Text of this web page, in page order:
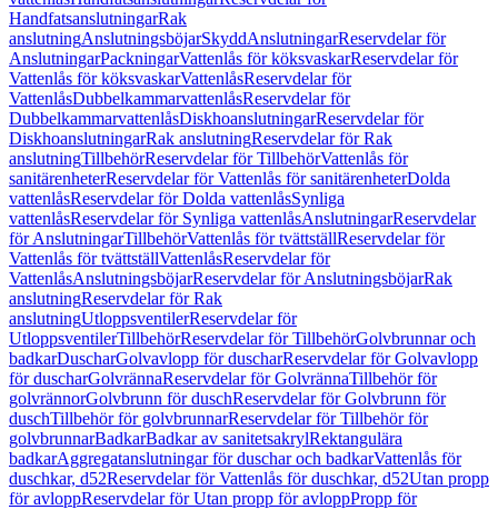
HandfatsanslutningarRak
anslutningAnslutningsböjarSkyddAnslutningarReservdelar för
AnslutningarPackningarVattenlås för köksvaskarReservdelar för
Vattenlås för köksvaskarVattenlåsReservdelar för
VattenlåsDubbelkammarvattenlåsReservdelar för
DubbelkammarvattenlåsDiskhoanslutningarReservdelar för
DiskhoanslutningarRak anslutningReservdelar för Rak
anslutningTillbehörReservdelar för TillbehörVattenlås för
sanitärenheterReservdelar för Vattenlås för sanitärenheterDolda
vattenlåsReservdelar för Dolda vattenlåsSynliga
vattenlåsReservdelar för Synliga vattenlåsAnslutningarReservdelar
för AnslutningarTillbehörVattenlås för tvättställReservdelar för
Vattenlås för tvättställVattenlåsReservdelar för
VattenlåsAnslutningsböjarReservdelar för AnslutningsböjarRak
anslutningReservdelar för Rak
anslutningUtloppsventilerReservdelar för
UtloppsventilerTillbehörReservdelar för TillbehörGolvbrunnar och
badkarDuscharGolvavlopp för duscharReservdelar för Golvavlopp
för duscharGolvrännaReservdelar för GolvrännaTillbehör för
golvrännorGolvbrunn för duschReservdelar för Golvbrunn för
duschTillbehör för golvbrunnarReservdelar för Tillbehör för
golvbrunnarBadkarBadkar av sanitetsakrylRektangulära
badkarAggregatanslutningar för duschar och badkarVattenlås för
duschkar, d52Reservdelar för Vattenlås för duschkar, d52Utan propp
för avloppReservdelar för Utan propp för avloppPropp för